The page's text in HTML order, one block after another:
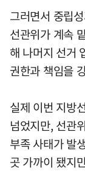
그러면서 중립
선관위가 계속
해 나머지 선거
권한과 책임을
실제 이번 지방
넘었지만, 선관
부족 사태가 발
곳 가까이 됐지